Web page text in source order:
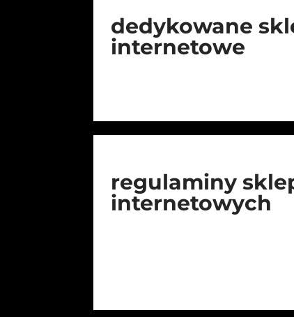
dedykowane
internetowe
regulaminy
internetowych